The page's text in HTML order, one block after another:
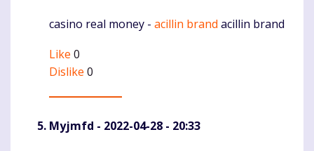
Komentaras
casino real money - acillin brand acillin brand
Like 0
Dislike 0
Myjmfd - 2022-04-28 - 20:33